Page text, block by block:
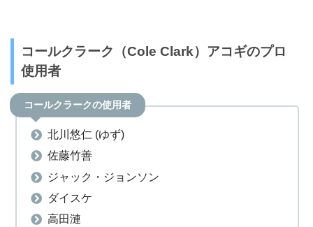
コールクラーク（Cole Clark）アコギのプロ
使用者
コールクラークの使用者
北川悠仁 (ゆず)
佐藤竹善
ジャック・ジョンソン
ダイスケ
高田漣